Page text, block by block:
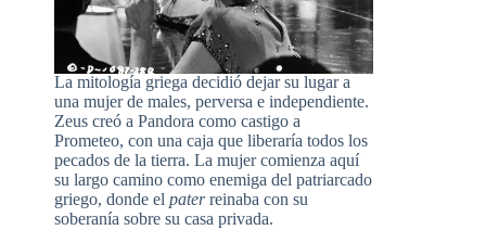
La mitología griega decidió dejar su lugar a
una mujer de males, perversa e independiente.
Zeus creó a Pandora como castigo a
Prometeo, con una caja que liberaría todos los
pecados de la tierra. La mujer comienza aquí
su largo camino como enemiga del patriarcado
griego, donde el paterreinaba con su
soberanía sobre su casa privada.